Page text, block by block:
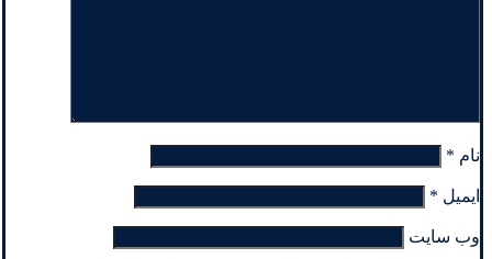
نام *
ایمیل *
وب‌ سایت